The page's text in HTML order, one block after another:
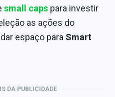
small caps para investir
as ações do
espaço para Smart
DA PUBLICIDADE